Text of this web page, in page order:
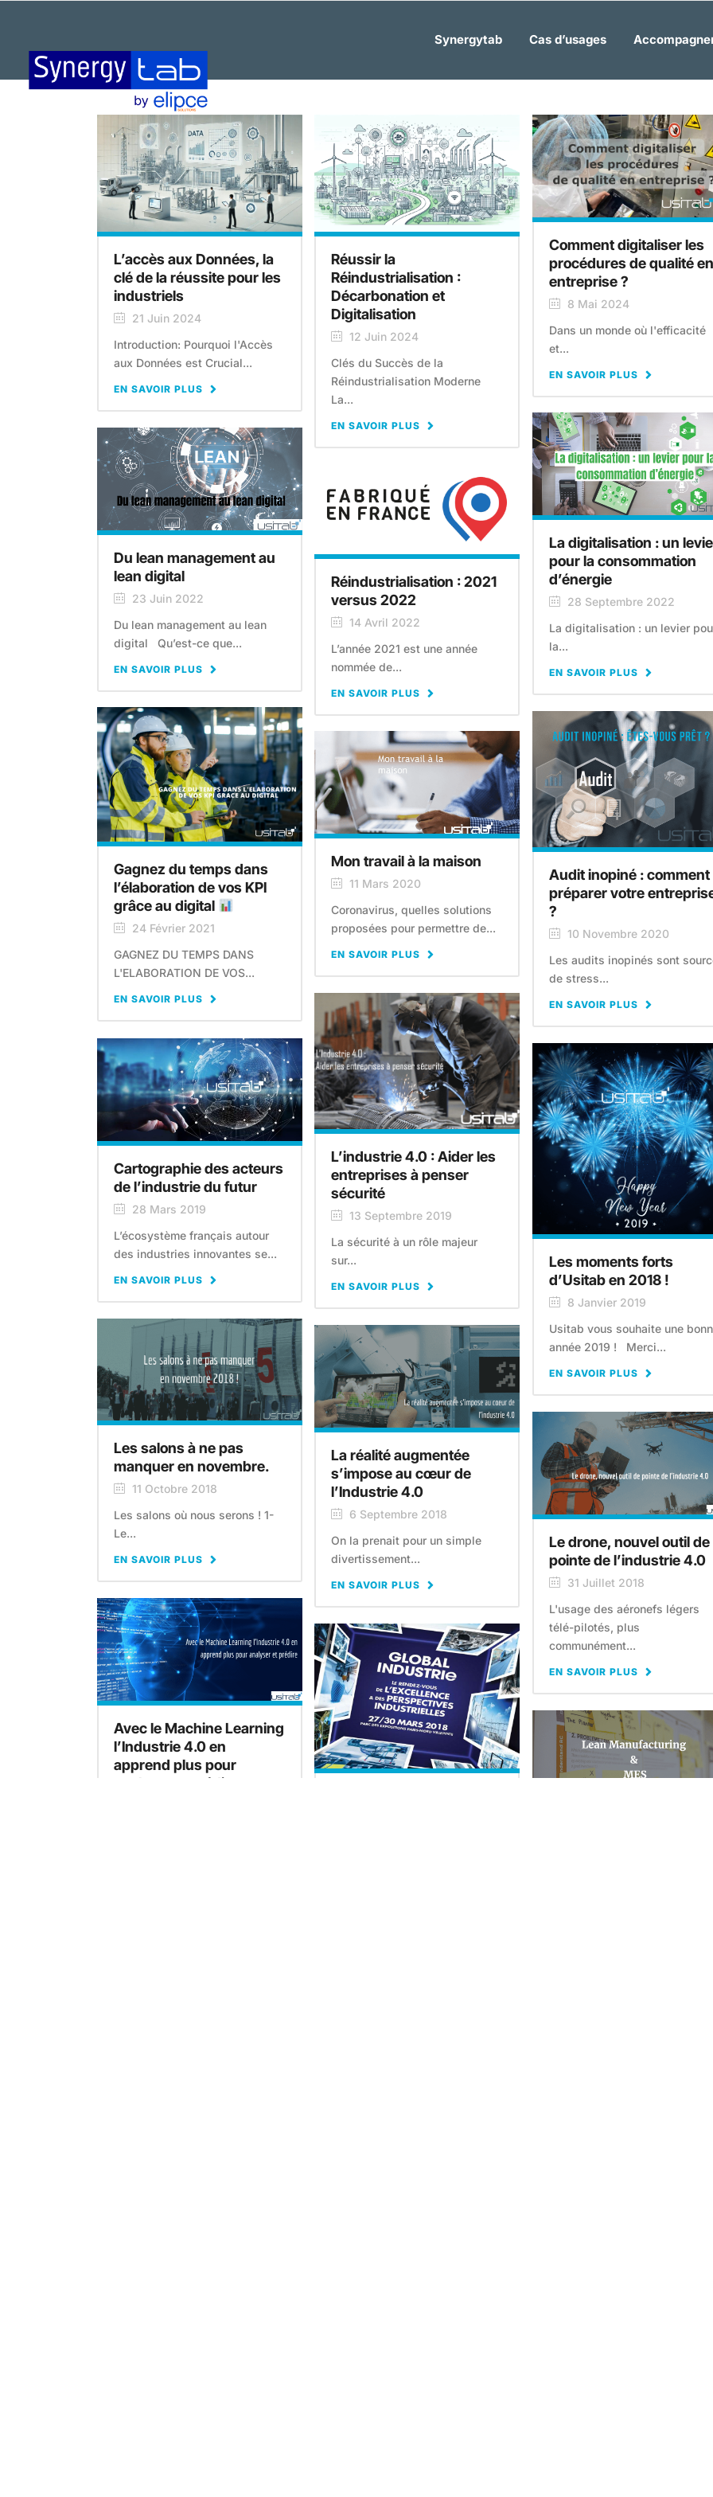
Synergytab Cas d’usages
L’accès aux Données, la
clé de la réussite pour les
industriels
21 Juin 2024
Introduction: Pourquoi l'Accès
aux Données est Crucial...
EN SAVOIR PLUS
Réussir la
Réindustrialisation :
Décarbonation et
Digitalisation
12 Juin 2024
Clés du Succès de la
Réindustrialisation Moderne
La...
EN SAVOIR PLUS
Comment digitaliser les
procédures de qualité en
entreprise ?
8 Mai 2024
Dans un monde où l'efficacité
et...
EN SAVOIR PLUS
La digitalisation : un
pour la consommation
d’énergie
28 Septembre 2022
La digitalisation : un levier
la...
EN SAVOIR PLUS
Du lean management au
lean digital
23 Juin 2022
Du lean management au lean
digital Qu’est-ce que...
EN SAVOIR PLUS
Réindustrialisation : 2021
versus 2022
14 Avril 2022
L’année 2021 est une année
nommée de...
EN SAVOIR PLUS
Gagnez du temps dans
l’élaboration de vos KPI
grâce au digital
24 Février 2021
GAGNEZ DU TEMPS DANS
L'ELABORATION DE VOS...
EN SAVOIR PLUS
Audit inopiné : comment
préparer votre
?
10 Novembre 2020
Les audits inopinés sont
de stress...
EN SAVOIR PLUS
Mon travail à la maison
11 Mars 2020
Coronavirus, quelles solutions
proposées pour permettre de...
EN SAVOIR PLUS
L’industrie 4.0 : Aider les
entreprises à penser
sécurité
13 Septembre 2019
La sécurité à un rôle majeur
sur...
EN SAVOIR PLUS
Cartographie des acteurs
de l’industrie du futur
28 Mars 2019
L’écosystème français autour
des industries innovantes se...
EN SAVOIR PLUS
Les moments forts
d’Usitab en 2018 !
8 Janvier 2019
Usitab vous souhaite une
année 2019 ! Merci...
EN SAVOIR PLUS
Les salons à ne pas
manquer en novembre.
11 Octobre 2018
Les salons où nous serons ! 1-
Le...
EN SAVOIR PLUS
La réalité augmentée
s’impose au cœur de
l’Industrie 4.0
6 Septembre 2018
On la prenait pour un simple
divertissement...
EN SAVOIR PLUS
Le drone, nouvel outil de
pointe de l’industrie 4.0
31 Juillet 2018
L'usage des aéronefs légers
télé-pilotés, plus
communément...
EN SAVOIR PLUS
Avec le Machine Learning
l’Industrie 4.0 en
apprend plus pour
analyser et prédire